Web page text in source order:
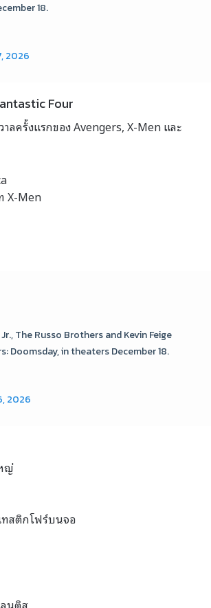
18.
2026
Four
ครั้งแรกของ Avengers, X-Men และ
X-Men
The Russo Brothers and Kevin Feige
Doomsday, in theaters December 18.
2026
ญ่
ทสติกโฟร์บนจอ